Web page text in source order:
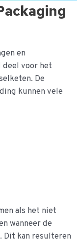
en
deel voor het
De
kunnen vele
als het niet
wanneer de
Dit kan resulteren